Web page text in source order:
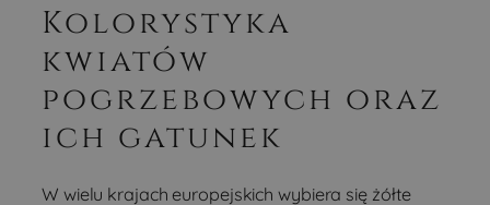
Kolorystyka
kwiatów
pogrzebowych oraz
ich gatunek
W wielu krajach europejskich wybiera się żółte